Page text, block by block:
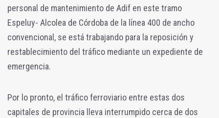
personal de mantenimiento de Adif en este tramo
Espeluy- Alcolea de Córdoba de la línea 400 de ancho
convencional, se está trabajando para la reposición y
restablecimiento del tráfico mediante un expediente de
emergencia.
Por lo pronto, el tráfico ferroviario entre estas dos
capitales de provincia lleva interrumpido cerca de dos